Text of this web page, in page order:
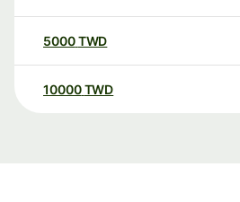
5000TWD
10000 TWD